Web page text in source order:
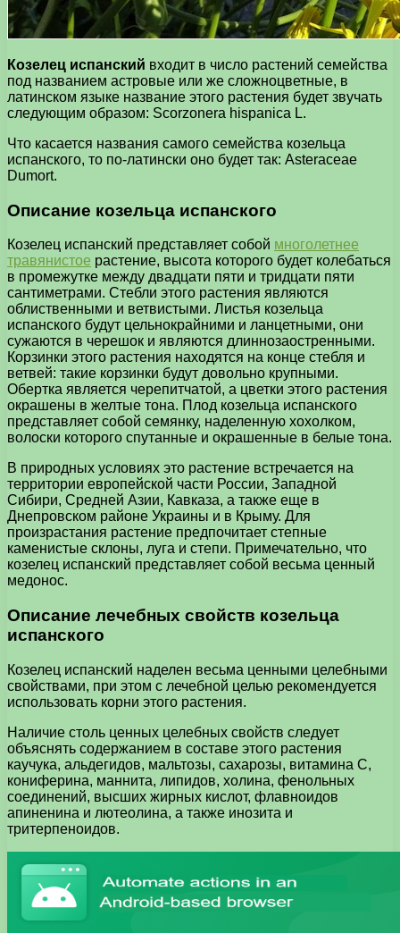
Козелец испанский входит в число растений семейства
под названием астровые или же сложноцветные, в
латинском языке название этого растения будет звучать
следующим образом: Scorzonera hispanica L.
Что касается названия самого семейства козельца
испанского, то по-латински оно будет так: Asteraceae
Dumort.
Описание козельца испанского
Козелец испанский представляет собой многолетнее
травянистое растение, высота которого будет колебаться
в промежутке между двадцати пяти и тридцати пяти
сантиметрами. Стебли этого растения являются
облиственными и ветвистыми. Листья козельца
испанского будут цельнокрайними и ланцетными, они
сужаются в черешок и являются длиннозаостренными.
Корзинки этого растения находятся на конце стебля и
ветвей: такие корзинки будут довольно крупными.
Обертка является черепитчатой, а цветки этого растения
окрашены в желтые тона. Плод козельца испанского
представляет собой семянку, наделенную хохолком,
волоски которого спутанные и окрашенные в белые тона.
В природных условиях это растение встречается на
территории европейской части России, Западной
Сибири, Средней Азии, Кавказа, а также еще в
Днепровском районе Украины и в Крыму. Для
произрастания растение предпочитает степные
каменистые склоны, луга и степи. Примечательно, что
козелец испанский представляет собой весьма ценный
медонос.
Описание лечебных свойств козельца
испанского
Козелец испанский наделен весьма ценными целебными
свойствами, при этом с лечебной целью рекомендуется
использовать корни этого растения.
Наличие столь ценных целебных свойств следует
объяснять содержанием в составе этого растения
каучука, альдегидов, мальтозы, сахарозы, витамина С,
кониферина, маннита, липидов, холина, фенольных
соединений, высших жирных кислот, флавноидов
апиненина и лютеолина, а также инозита и
тритерпеноидов.